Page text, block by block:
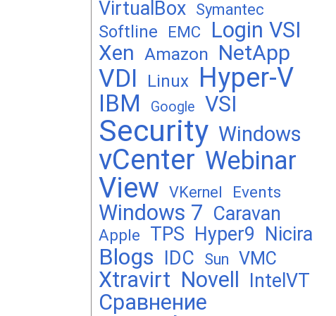
VirtualBox Symantec
Softline EMC
Login VSI
Xen Amazon NetApp
VDI Linux Hyper-V
IBM Google VSI
Security Windows
vCenter Webinar
View VKernel Events
Windows 7 Caravan
Apple TPS Hyper9 Nicira
Blogs IDC Sun VMC
Xtravirt Novell IntelVT
Сравнение